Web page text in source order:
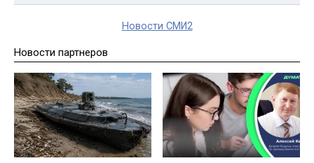
Новости СМИ2
Новости партнеров